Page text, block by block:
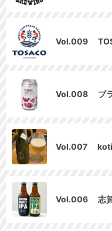
Vol.009
Vol.008 ブラ
Vol.007 koti
Vol.006 志賀